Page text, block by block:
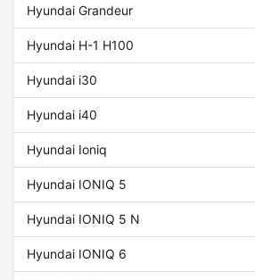
Hyundai Grandeur
Hyundai H-1 H100
Hyundai i30
Hyundai i40
Hyundai Ioniq
Hyundai IONIQ 5
Hyundai IONIQ 5 N
Hyundai IONIQ 6